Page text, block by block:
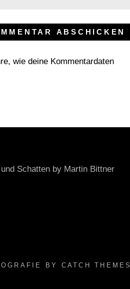
wie deine Kommentardaten
Schatten by Martin Bittner
BY CATCH THEMES